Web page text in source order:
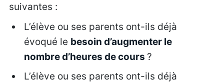
suivantes :
L’élève ou ses parents ont-ils déjà
évoqué le besoin d’augmenter le
nombre d’heures de cours?
L’élève ou ses parents ont-ils déjà